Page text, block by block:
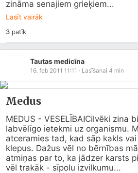
zināma senajiem grieķiem...
Lasīt vairāk
3patīk
Tautas medicīna
16. feb 2011 11:11 · Lasīšanai 4 min
Medus
MEDUS - VESELĪBAICilvēki zina
labvēlīgo ietekmi uz organismu.
atceramies tad, kad sāp kakls
klepus. Dažus vēl no bērnības
atmiņas par to, ka jādzer karsts
vēl trakāk - sīpolu izvilkumu...